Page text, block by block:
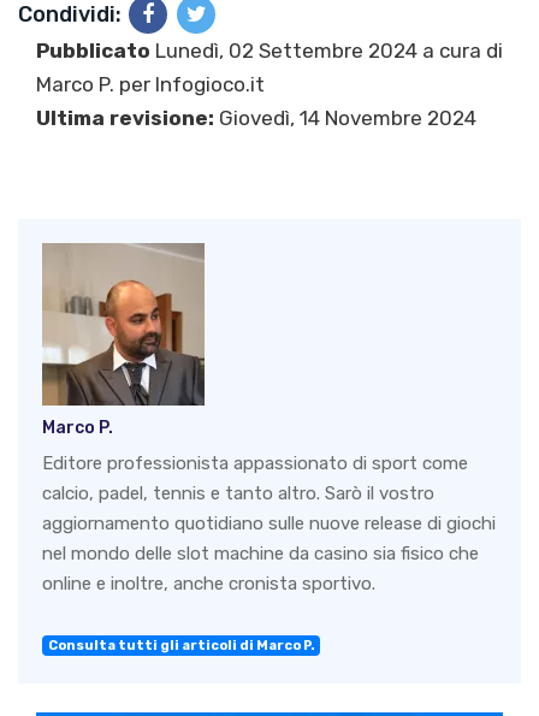
Condividi:
Pubblicato Lunedì, 02 Settembre 2024 a cura di
Marco P. per Infogioco.it
Ultima revisione: Giovedì, 14 Novembre 2024
Marco P.
Editore professionista appassionato di sport come
calcio, padel, tennis e tanto altro. Sarò il vostro
aggiornamento quotidiano sulle nuove release di giochi
nel mondo delle slot machine da casino sia fisico che
online e inoltre, anche cronista sportivo.
Consulta tutti gli articoli di Marco P.